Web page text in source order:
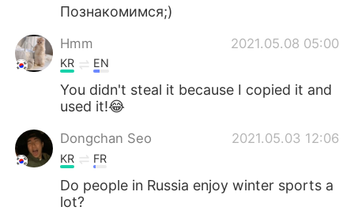
Познакомимся;)
Hmm 2021.05.08 05:00
KR EN
You didn't steal it because I copied it and
used it!😂
Dongchan Seo 2021.05.03 12:06
KR FR
Do people in Russia enjoy winter sports a
lot?